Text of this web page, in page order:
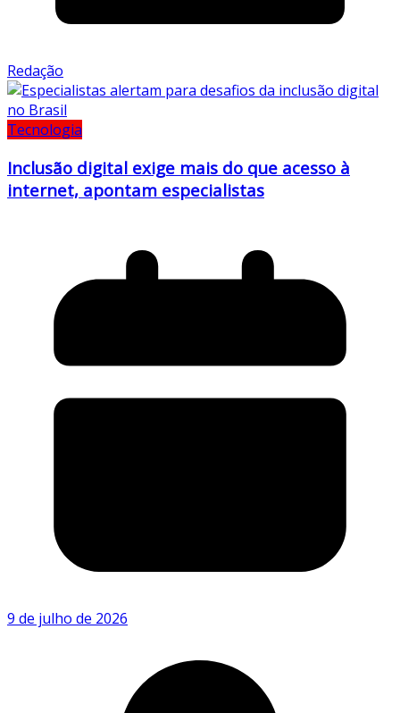
Redação
Tecnologia
Inclusão digital exige mais do que acesso à
internet, apontam especialistas
9 de julho de 2026